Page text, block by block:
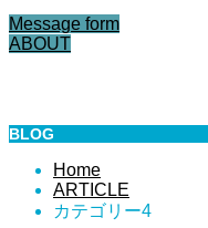
Message form
ABOUT
BLOG
Home
ARTICLE
カテゴリー4